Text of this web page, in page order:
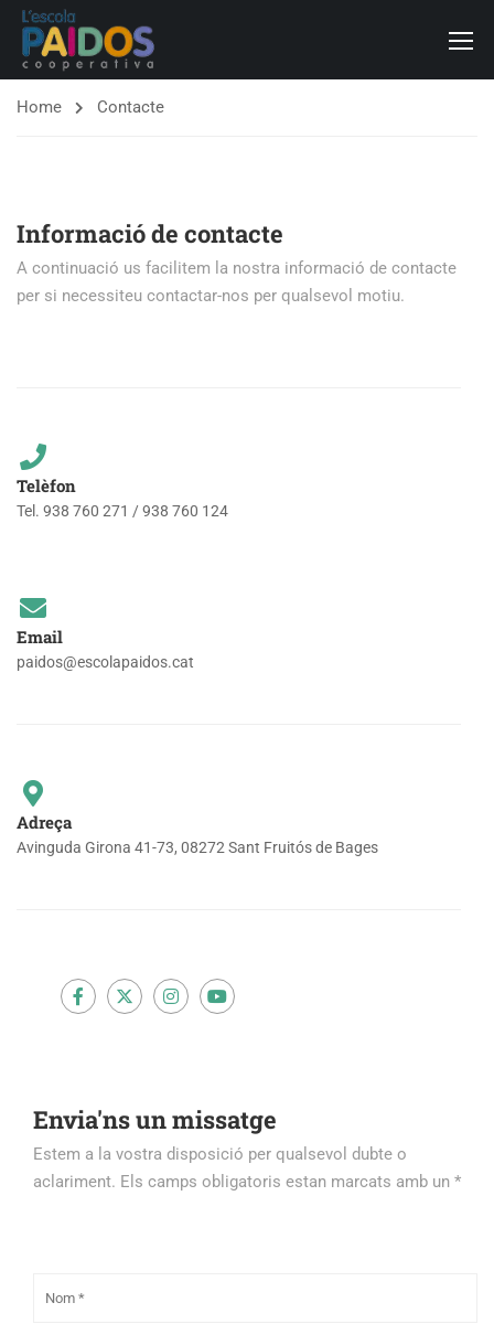
Home Contacte
Informació de contacte
A continuació us facilitem la nostra informació de contacte
per si necessiteu contactar-nos per qualsevol motiu.
Telèfon
Tel. 938 760 271 / 938 760 124
Email
paidos@escolapaidos.cat
Adreça
Avinguda Girona 41-73, 08272 Sant Fruitós de Bages
Envia'ns un missatge
Estem a la vostra disposició per qualsevol dubte o
aclariment. Els camps obligatoris estan marcats amb un *